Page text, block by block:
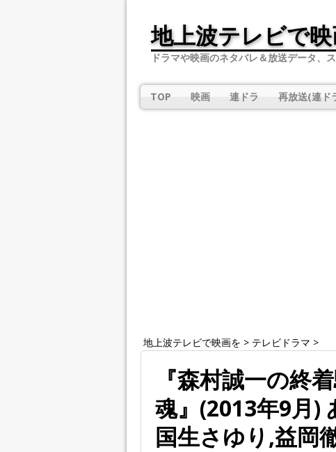
地上波テレビで
ドラマや映画のネタバレ＆放送データ、
TOP 映画 連ドラ 再放送(連ド
地上波テレビで映画を > テレビドラマ >
『森村誠一の終
魂』(2013年9月)
国生さゆり,益岡